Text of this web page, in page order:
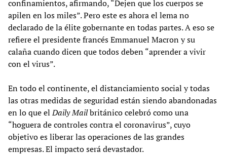
confinamientos, afirmando, “Dejen que los cuerpos se
apilen en los miles”. Pero este es ahora el lema no
declarado de la élite gobernante en todas partes. A eso se
refiere el presidente francés Emmanuel Macron y su
calaña cuando dicen que todos deben “aprender a vivir
con el virus”.
En todo el continente, el distanciamiento social y todas
las otras medidas de seguridad están siendo abandonadas
en lo que elDaily Mailbritánico celebró como una
“hoguera de controles contra el coronavirus”, cuyo
objetivo es liberar las operaciones de las grandes
empresas. El impacto será devastador.